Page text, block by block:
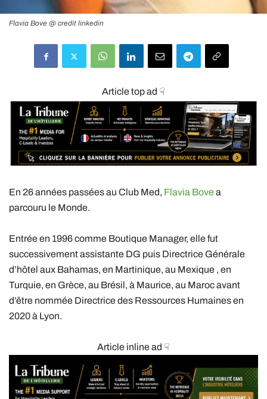
Flavia Bove @ credit linkedin
Article top ad ☟
En 26 années passées au Club Med, Flavia Bovea
parcouru le Monde.
Entrée en 1996 comme Boutique Manager, elle fut
successivement assistante DG puis Directrice Générale
d’hôtel aux Bahamas, en Martinique, au Mexique , en
Turquie, en Grèce, au Brésil, à Maurice, au Maroc avant
d’être nommée Directrice des Ressources Humaines en
2020 à Lyon.
Article inline ad ☟